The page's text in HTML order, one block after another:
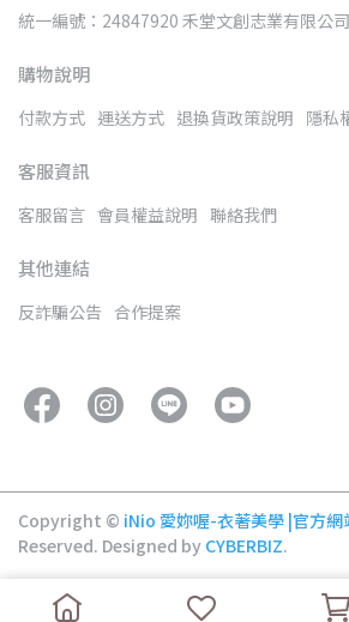
統一編號：24847920 禾堂文創志業有限公司
購物說明
付款方式 運送方式 退換貨政策說明 隱私
客服資訊
客服留言 會員權益說明 聯絡我們
其他連結
反詐騙公告 合作提案
Copyright © iNio 愛妳喔-衣著美學 |官方網
Reserved. Designed by CYBERBIZ.